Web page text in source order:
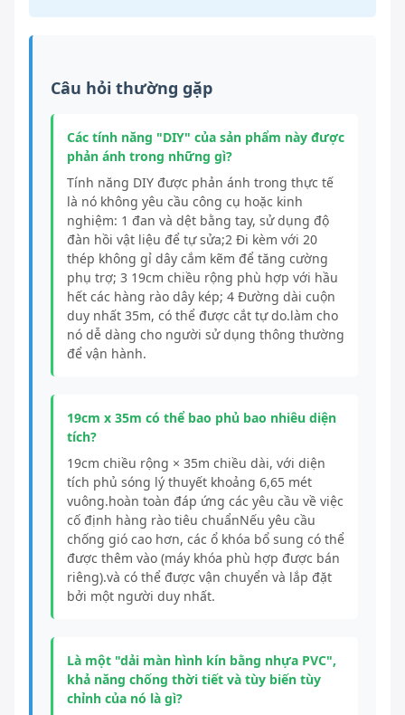
Câu hỏi thường gặp
Các tính năng "DIY" của sản phẩm này được
phản ánh trong những gì?
Tính năng DIY được phản ánh trong thực tế
là nó không yêu cầu công cụ hoặc kinh
nghiệm: 1 đan và dệt bằng tay, sử dụng độ
đàn hồi vật liệu để tự sửa;2 Đi kèm với 20
thép không gỉ dây cắm kẽm để tăng cường
phụ trợ; 3 19cm chiều rộng phù hợp với hầu
hết các hàng rào dây kép; 4 Đường dài cuộn
duy nhất 35m, có thể được cắt tự do.làm cho
nó dễ dàng cho người sử dụng thông thường
để vận hành.
19cm x 35m có thể bao phủ bao nhiêu diện
tích?
19cm chiều rộng × 35m chiều dài, với diện
tích phủ sóng lý thuyết khoảng 6,65 mét
vuông.hoàn toàn đáp ứng các yêu cầu về việc
cố định hàng rào tiêu chuẩnNếu yêu cầu
chống gió cao hơn, các ổ khóa bổ sung có thể
được thêm vào (máy khóa phù hợp được bán
riêng).và có thể được vận chuyển và lắp đặt
bởi một người duy nhất.
Là một "dải màn hình kín bằng nhựa PVC",
khả năng chống thời tiết và tùy biến tùy
chỉnh của nó là gì?